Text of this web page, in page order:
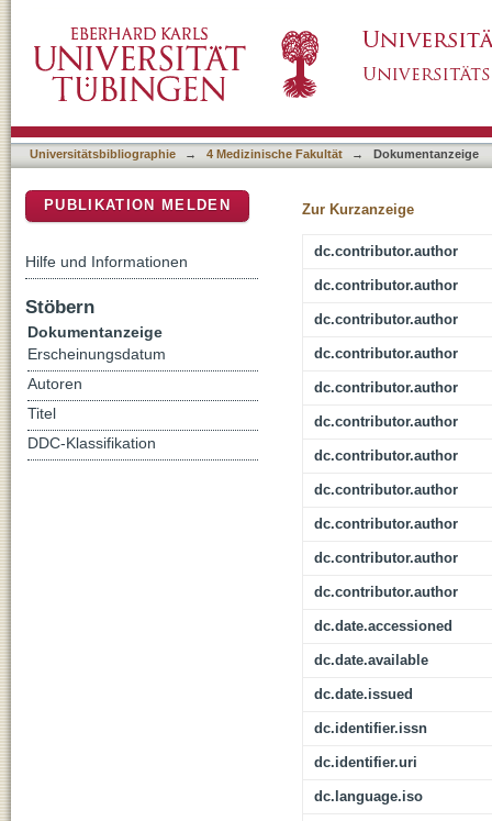
of Prostate Cancer on an MR-Linac at 1.5
Universitätsbibliographie → 4 Medizinische Fakultät → Dokumentanzeige
Zur Kurzanzeige
dc.contributor.author
dc.contributor.author
dc.contributor.author
dc.contributor.author
dc.contributor.author
dc.contributor.author
dc.contributor.author
dc.contributor.author
dc.contributor.author
dc.contributor.author
dc.contributor.author
dc.date.accessioned
dc.date.available
dc.date.issued
dc.identifier.issn
dc.identifier.uri
dc.language.iso
PUBLIKATION MELDEN
Hilfe und Informationen
Stöbern
Dokumentanzeige
Erscheinungsdatum
Autoren
Titel
DDC-Klassifikation